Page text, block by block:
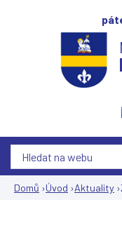
Domů ›Úvod ›Aktuality ›